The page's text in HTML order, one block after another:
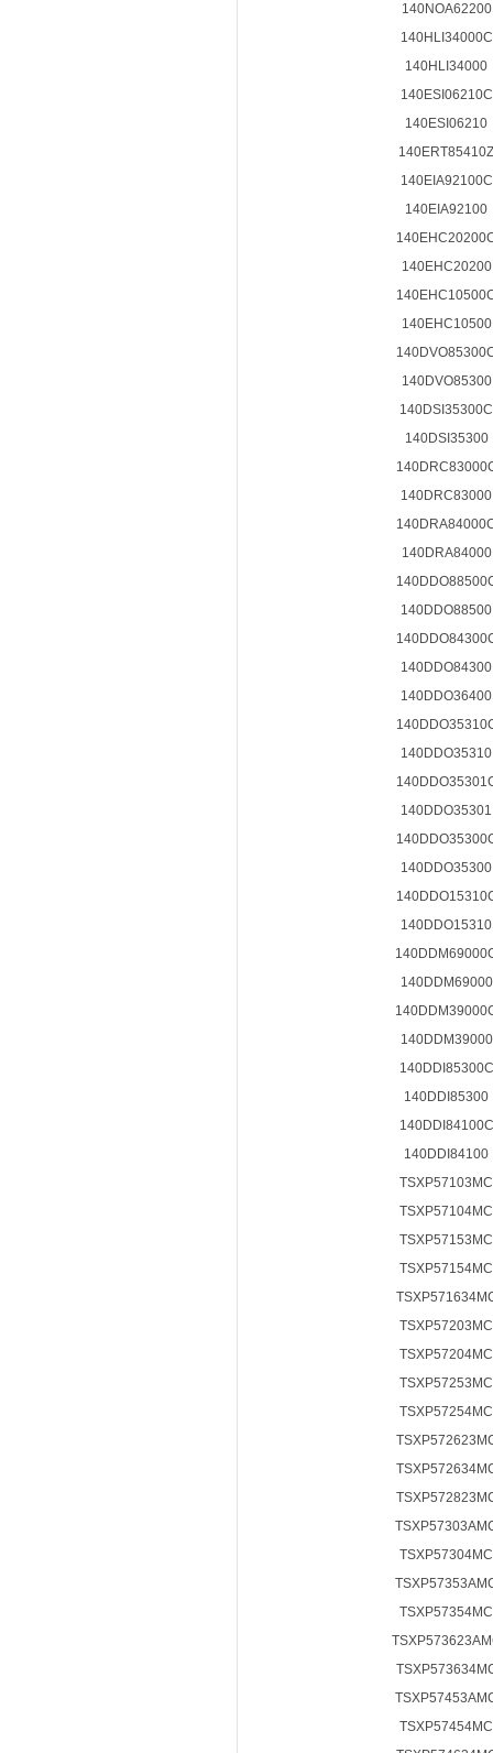
140NOA62200
140HLI34000C
140HLI34000
140ESI06210C
140ESI06210
140ERT85410Z
140EIA92100C
140EIA92100
140EHC20200
140EHC10500
140DVO85300
140DSI35300C
140DSI35300
140DRC83000
140DRA84000
140DDO88500
140DDO84300
140DDO36400
140DDO35310
140DDO35301
140DDO35300
140DDO15310
140DDM69000
140DDM39000
140DDI85300C
140DDI85300
140DDI84100C
140DDI84100
TSXP57103MC
TSXP57104MC
TSXP57153MC
TSXP57154MC
TSXP57203MC
TSXP57204MC
TSXP57253MC
TSXP57254MC
TSXP57304MC
TSXP57354MC
TSXP57454MC